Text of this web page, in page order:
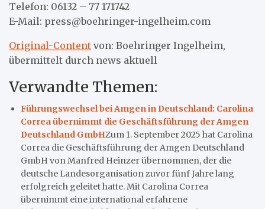
Telefon: 06132 – 77 171742
E-Mail: press@boehringer-ingelheim.com
Original-Content von: Boehringer Ingelheim,
übermittelt durch news aktuell
Verwandte Themen:
Führungswechsel bei Amgen in Deutschland: Carolina
Correa übernimmt die Geschäftsführung der Amgen
Deutschland GmbHZum 1. September 2025 hat Carolina
Correa die Geschäftsführung der Amgen Deutschland
GmbH von Manfred Heinzer übernommen, der die
deutsche Landesorganisation zuvor fünf Jahre lang
erfolgreich geleitet hatte. Mit Carolina Correa
übernimmt eine international erfahrene